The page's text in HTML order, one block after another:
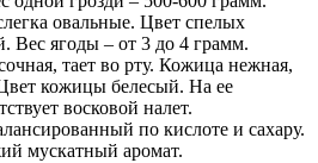
овальные. Цвет спелых
Вес ягоды – от 3 до 4 грамм.
тает во рту. Кожица нежная,
кожицы белесый. На ее
восковой налет.
по кислоте и сахару.
мускатный аромат.